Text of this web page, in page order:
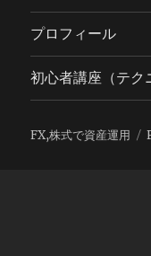
プロフィール
初心者講座（テク
FX,株式で資産運用